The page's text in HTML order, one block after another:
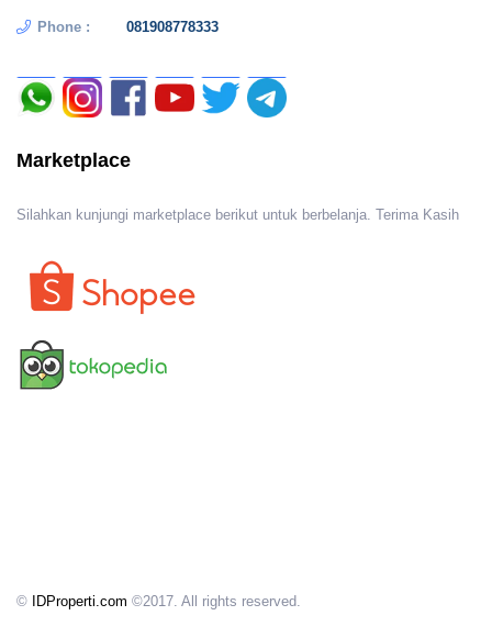
Phone : 081908778333
Marketplace
Silahkan kunjungi marketplace berikut untuk berbelanja. Terima Kasih
© IDProperti.com ©2017. All rights reserved.